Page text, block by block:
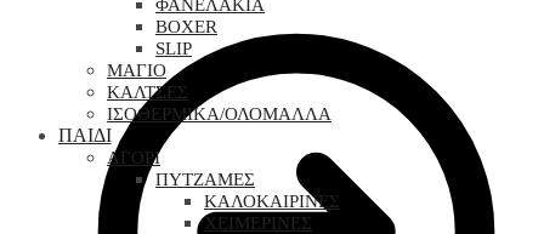
ΦΑΝΕΛΑΚΙΑ
BOXER
SLIP
ΜΑΓΙΟ
ΚΑΛΤΣΕΣ
ΙΣΟΘΕΡΜΙΚΑ/ΟΛΟΜΑΛΛΑ
ΠΑΙΔΙ
ΑΓΟΡΙ
ΠΥΤΖΑΜΕΣ
ΚΑΛΟΚΑΙΡΙΝΕΣ
ΧΕΙΜΕΡΙΝΕΣ